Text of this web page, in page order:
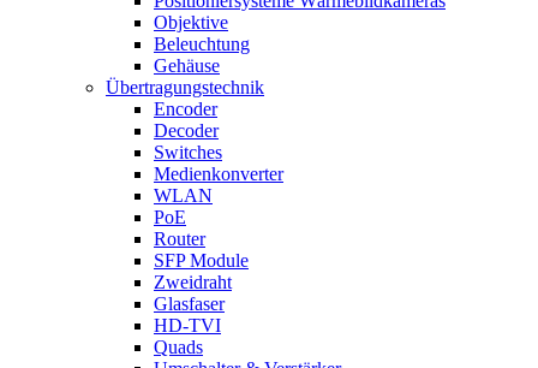
Objektive
Beleuchtung
Gehäuse
Übertragungstechnik
Encoder
Decoder
Switches
Medienkonverter
WLAN
PoE
Router
SFP Module
Zweidraht
Glasfaser
HD-TVI
Quads